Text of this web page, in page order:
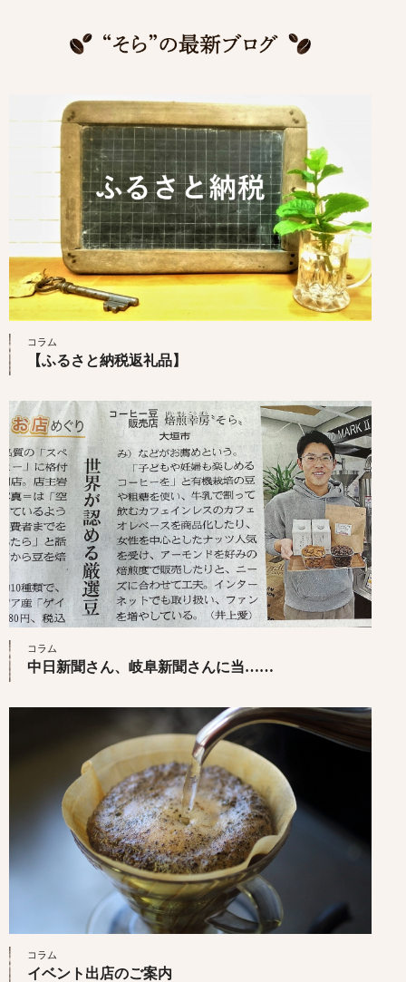
コラム
【ふるさと納税返礼品】
コラム
中日新聞さん、岐阜新聞さんに当……
コラム
イベント出店のご案内